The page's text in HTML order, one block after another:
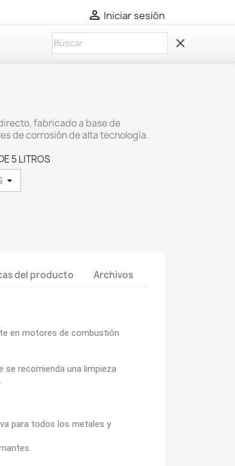
 Iniciar sesión
clear
fabricado a base de
de corrosión de alta tecnología.
5 LITROS
del producto Archivos
en motores de combustión
se recomienda una limpieza
para todos los metales y